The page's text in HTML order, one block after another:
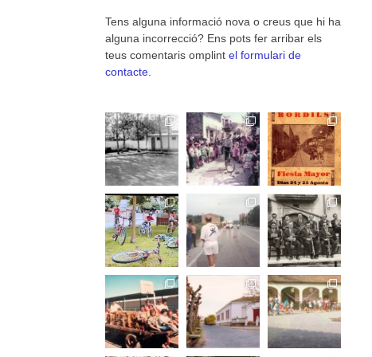
Tens alguna informació nova o creus que hi ha
alguna incorrecció? Ens pots fer arribar els
teus comentaris omplint el formulari de
contacte